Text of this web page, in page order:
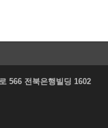
566 전북은행빌딩 1602